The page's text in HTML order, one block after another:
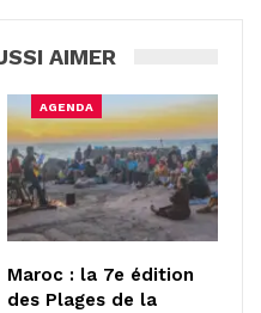
AIMER
AGENDA
Maroc : la 7e édition
des Plages de la